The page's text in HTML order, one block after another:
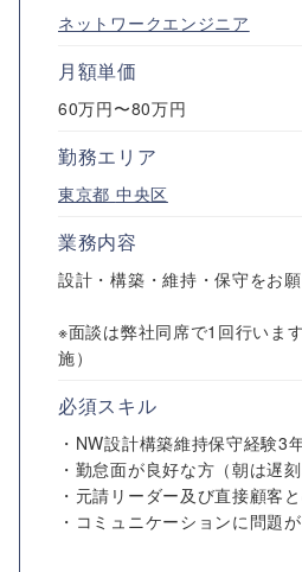
ネットワークエンジニア
月額単価
60万円〜80万円
勤務エリア
東京都 中央区
業務内容
設計・構築・維持・保守をお願
※面談は弊社同席で1回行いま
施）
必須スキル
・NW設計構築維持保守経験3
・勤怠面が良好な方（朝は遅
・元請リーダー及び直接顧客
・コミュニケーションに問題